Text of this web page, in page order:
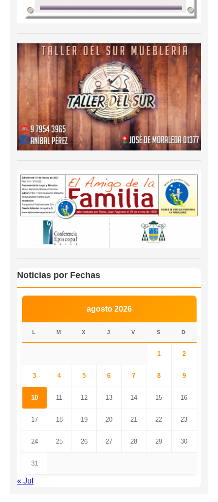
Noticias por Fechas
agosto 2026
L M X J V S D
1 2
3 4 5 6 7 8 9
10 11 12 13 14 15 16
17 18 19 20 21 22 23
24 25 26 27 28 29 30
31
« Jul